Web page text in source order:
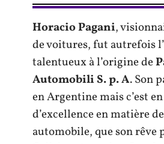
Horacio Pagani,
de voitures, fut autrefois
talentueux à l’origine de
Automobili S. p. A. Son
en Argentine mais c’est
d’excellence en matière
automobile, que son rêve